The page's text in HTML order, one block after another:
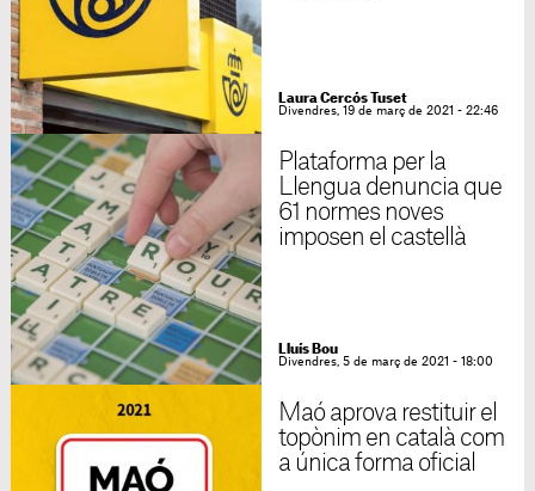
Laura Cercós Tuset
Divendres, 19 de març de 2021 - 22:46
Plataforma per la
Llengua denuncia que
61 normes noves
imposen el castellà
Lluís Bou
Divendres, 5 de març de 2021 - 18:00
Maó aprova restituir el
topònim en català com
a única forma oficial